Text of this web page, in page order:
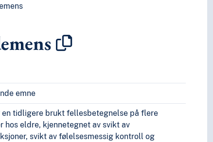
emne
en tidligere brukt fellesbetegnelse på flere
hos eldre, kjennetegnet av svikt av
svikt av følelsesmessig kontroll og